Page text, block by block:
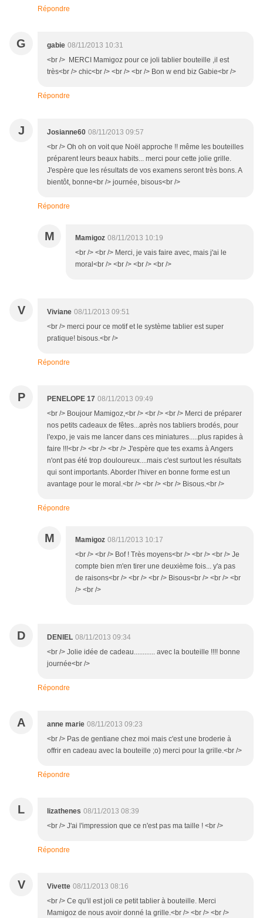
Répondre
G gabie 08/11/2013 10:31
<br /> MERCI Mamigoz pour ce joli tablier bouteille ,il est
très<br /> chic<br /> <br /> <br /> Bon w end biz Gabie<br />
Répondre
J Josianne60 08/11/2013 09:57
<br /> Oh oh on voit que Noël approche !! même les bouteilles
préparent leurs beaux habits... merci pour cette jolie grille.
J'espère que les résultats de vos examens seront très bons. A
bientôt, bonne<br /> journée, bisous<br />
Répondre
M Mamigoz 08/11/2013 10:19
<br /> <br /> Merci, je vais faire avec, mais j'ai le
moral<br /> <br /> <br /> <br />
V Viviane 08/11/2013 09:51
<br /> merci pour ce motif et le système tablier est super
pratique! bisous.<br />
Répondre
P PENELOPE 17 08/11/2013 09:49
<br /> Boujour Mamigoz,<br /> <br /> <br /> Merci de préparer
nos petits cadeaux de fêtes...après nos tabliers brodés, pour
l'expo, je vais me lancer dans ces miniatures.....plus rapides à
faire !!!<br /> <br /> <br /> J'espère que tes exams à Angers
n'ont pas été trop douloureux....mais c'est surtout les résultats
qui sont importants. Aborder l'hiver en bonne forme est un
avantage pour le moral.<br /> <br /> <br /> Bisous.<br />
Répondre
M Mamigoz 08/11/2013 10:17
<br /> <br /> Bof ! Très moyens<br /> <br /> <br /> Je
compte bien m'en tirer une deuxième fois... y'a pas
de raisons<br /> <br /> <br /> Bisous<br /> <br /> <br
/> <br />
D DENIEL 08/11/2013 09:34
<br /> Jolie idée de cadeau............ avec la bouteille !!!! bonne
journée<br />
Répondre
A anne marie 08/11/2013 09:23
<br /> Pas de gentiane chez moi mais c'est une broderie à
offrir en cadeau avec la bouteille ;o) merci pour la grille.<br />
Répondre
L lizathenes 08/11/2013 08:39
<br /> J'ai l'impression que ce n'est pas ma taille ! <br />
Répondre
V Vivette 08/11/2013 08:16
<br /> Ce qu'il est joli ce petit tablier à bouteille. Merci
Mamigoz de nous avoir donné la grille.<br /> <br /> <br />